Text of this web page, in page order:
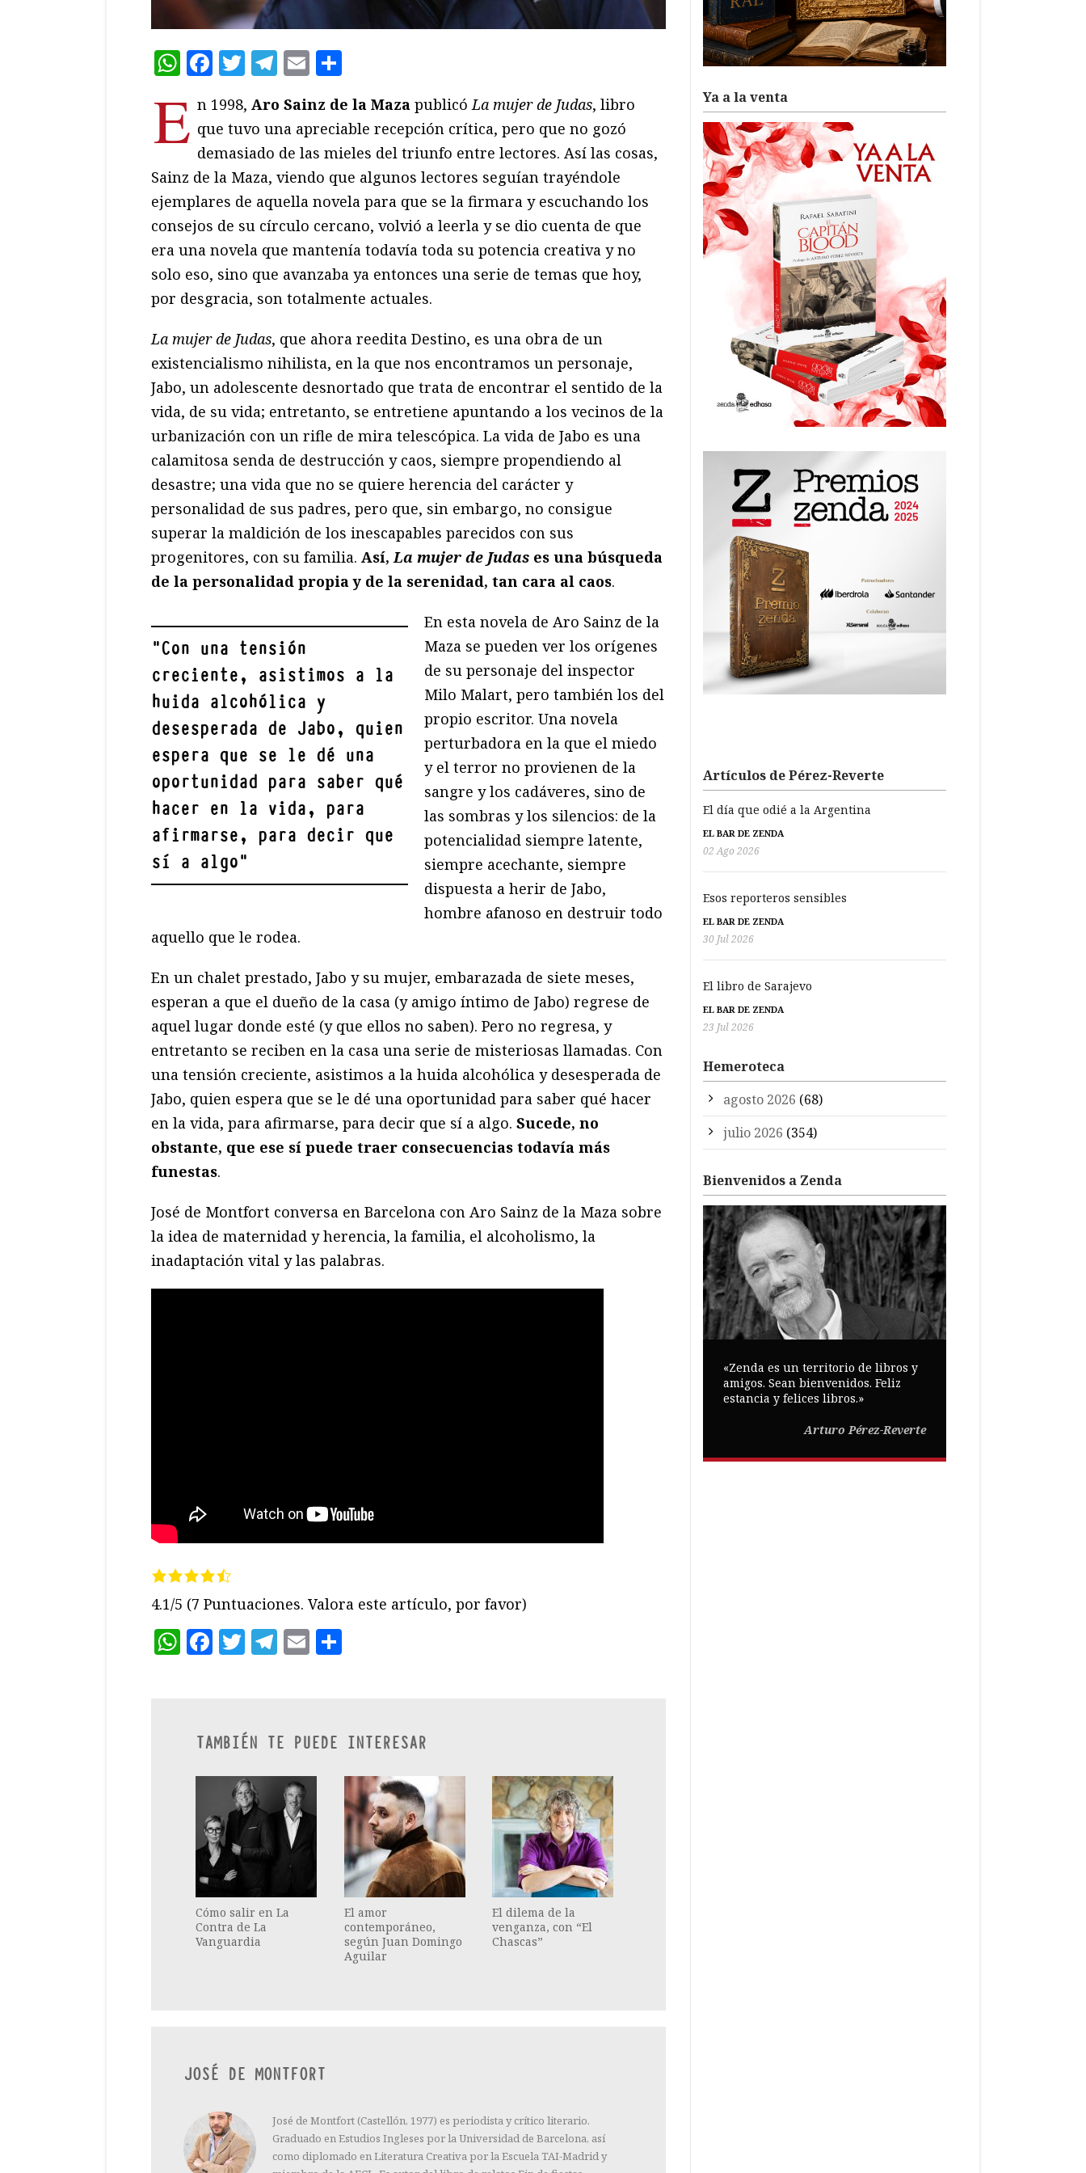
WhatsApp
Facebook
Twitter
Telegram
Email
E n 1998, Aro Sainz de la Maza publicóLa mujer de Judas, libro
que tuvo una apreciable recepción crítica, pero que no gozó
demasiado de las mieles del triunfo entre lectores. Así las cosas,
Sainz de la Maza, viendo que algunos lectores seguían trayéndole
ejemplares de aquella novela para que se la firmara y escuchando los
consejos de su círculo cercano, volvió a leerla y se dio cuenta de que
era una novela que mantenía todavía toda su potencia creativa y no
solo eso, sino que avanzaba ya entonces una serie de temas que hoy,
por desgracia, son totalmente actuales.
La mujer de Judas, que ahora reedita Destino, es una obra de un
existencialismo nihilista, en la que nos encontramos un personaje,
Jabo, un adolescente desnortado que trata de encontrar el sentido de la
vida, de su vida; entretanto, se entretiene apuntando a los vecinos de la
urbanización con un rifle de mira telescópica. La vida de Jabo es una
calamitosa senda de destrucción y caos, siempre propendiendo al
desastre; una vida que no se quiere herencia del carácter y
personalidad de sus padres, pero que, sin embargo, no consigue
superar la maldición de los inescapables parecidos con sus
progenitores, con su familia. Así,La mujer de Judas es una búsqueda
de la personalidad propia y de la serenidad, tan cara al caos.
"Con una tensión
creciente, asistimos a la
huida alcohólica y
desesperada de Jabo, quien
espera que se le dé una
oportunidad para saber qué
hacer en la vida, para
afirmarse, para decir que
sí a algo"
En esta novela de Aro Sainz de la
Maza se pueden ver los orígenes
de su personaje del inspector
Milo Malart, pero también los del
propio escritor. Una novela
perturbadora en la que el miedo
y el terror no provienen de la
sangre y los cadáveres, sino de
las sombras y los silencios: de la
potencialidad siempre latente,
siempre acechante, siempre
dispuesta a herir de Jabo,
hombre afanoso en destruir todo
aquello que le rodea.
En un chalet prestado, Jabo y su mujer, embarazada de siete meses,
esperan a que el dueño de la casa (y amigo íntimo de Jabo) regrese de
aquel lugar donde esté (y que ellos no saben). Pero no regresa, y
entretanto se reciben en la casa una serie de misteriosas llamadas. Con
una tensión creciente, asistimos a la huida alcohólica y desesperada de
Jabo, quien espera que se le dé una oportunidad para saber qué hacer
en la vida, para afirmarse, para decir que sí a algo. Sucede, no
obstante, que ese sí puede traer consecuencias todavía más
funestas.
José de Montfort conversa en Barcelona con Aro Sainz de la Maza sobre
la idea de maternidad y herencia, la familia, el alcoholismo, la
inadaptación vital y las palabras.
4.1/5 (7 Puntuaciones. Valora este artículo, por favor)
WhatsApp
Facebook
Twitter
Telegram
Email
TAMBIÉN TE PUEDE INTERESAR
Cómo salir en La
Contra de La
Vanguardia
El amor
contemporáneo,
según Juan Domingo
Aguilar
El dilema de la
venganza, con “El
Chascas”
JOSÉ DE MONTFORT
José de Montfort (Castellón, 1977) es periodista y crítico literario.
Graduado en Estudios Ingleses por la Universidad de Barcelona, así
como diplomado en Literatura Creativa por la Escuela TAI-Madrid y
Ya a la venta
Artículos de Pérez-Reverte
El día que odié a la Argentina
EL BAR DE ZENDA
02 Ago 2026
Esos reporteros sensibles
EL BAR DE ZENDA
30 Jul 2026
El libro de Sarajevo
EL BAR DE ZENDA
23 Jul 2026
Hemeroteca
agosto 2026 (68)
julio 2026 (354)
Bienvenidos a Zenda
«Zenda es un territorio de libros y
amigos. Sean bienvenidos. Feliz
estancia y felices libros.»
Arturo Pérez-Reverte